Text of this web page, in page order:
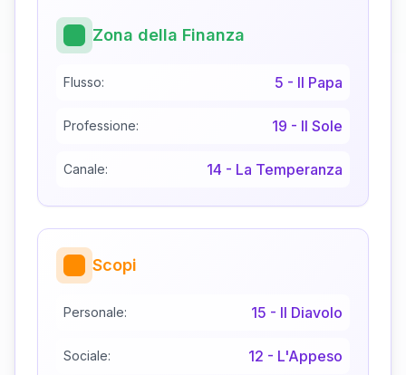
Zona della Finanza
Flusso: 5 - Il Papa
Professione: 19 - Il Sole
Canale: 14 - La Temperanza
Scopi
Personale: 15 - Il Diavolo
Sociale: 12 - L'Appeso